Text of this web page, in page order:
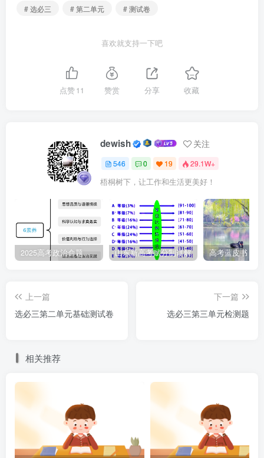
5.袁隆平认为，从遗传学的分离律观点看，纯种水稻品
现象，今年它的后代既然发生分离，那么可以断定去年发现
②除非不是杂种第二代，否则不会出现分离现象
③充分条件假言判断，如果肯定前件就可以得出肯定后
④必要条件假言判断，如果肯定后件就可以得出肯定前
件的结论
A.①② B.①④ C.②③ D.③④
6.科学思维离不开逻辑，就思维自身而言，思路必须清
晰，思路是否清晰，要看思维是否合乎逻辑。以下对高二年
甲：儿童节当天我们要么去打球，要么去阅读。
乙：如果没有人民群众的支持，我们的事业不会成功。
丙：如果我们停止了劳动，人类将无法生存。
丁：只有坚持中国共产党的领导，才能确保社会主义的
# 选必三
# 第二单元 # 测试卷
喜欢就支持一下吧
点赞11 赞赏 分享 收藏
dewish 关注
546 0 19 29.1W+
梧桐树下，让工作和生活更美好！
2025高考政治命题纲要解读 山东新高考赋分制详解
上一篇
选必三第二单元基础测试卷
下一篇
选必三第三单元检测题
相关推荐